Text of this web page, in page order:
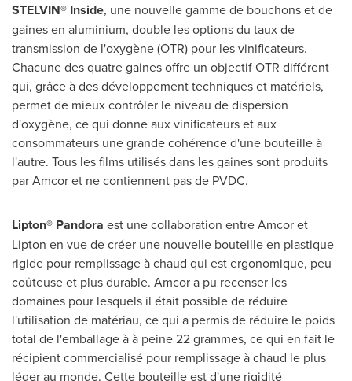
STELVIN® Inside, une nouvelle gamme de bouchons et de
gaines en aluminium, double les options du taux de
transmission de l'oxygène (OTR) pour les vinificateurs.
Chacune des quatre gaines offre un objectif OTR différent
qui, grâce à des développement techniques et matériels,
permet de mieux contrôler le niveau de dispersion
d'oxygène, ce qui donne aux vinificateurs et aux
consommateurs une grande cohérence d'une bouteille à
l'autre. Tous les films utilisés dans les gaines sont produits
par Amcor et ne contiennent pas de PVDC.
Lipton® Pandora est une collaboration entre Amcor et
Lipton en vue de créer une nouvelle bouteille en plastique
rigide pour remplissage à chaud qui est ergonomique, peu
coûteuse et plus durable. Amcor a pu recenser les
domaines pour lesquels il était possible de réduire
l'utilisation de matériau, ce qui a permis de réduire le poids
total de l'emballage à à peine 22 grammes, ce qui en fait le
récipient commercialisé pour remplissage à chaud le plus
léger au monde. Cette bouteille est d'une rigidité